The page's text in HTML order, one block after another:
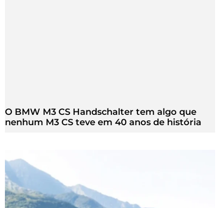
O BMW M3 CS Handschalter tem algo que
nenhum M3 CS teve em 40 anos de história